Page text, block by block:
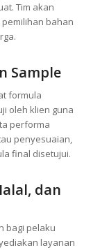
Tim akan
bahan
Sample
formula
oleh klien guna
performa
penyesuaian,
final disetujui.
dan
bagi pelaku
layanan